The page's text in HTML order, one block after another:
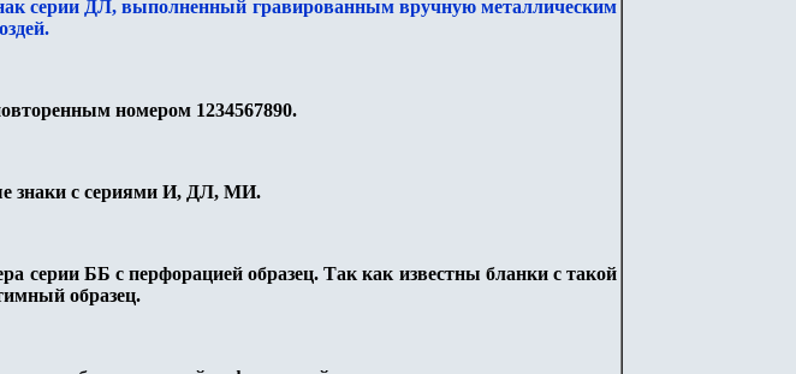
серии ДЛ, выполненный гравированным вручную металлическим
номером 1234567890.
знаки с сериями И, ДЛ, МИ.
серии ББ с перфорацией образец. Так как известны бланки с такой
образец.